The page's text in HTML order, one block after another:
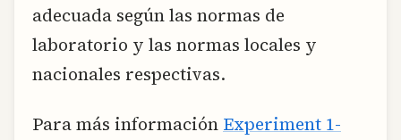
adecuada según las normas de
laboratorio y las normas locales y
nacionales respectivas.
Para más información Experiment 1-